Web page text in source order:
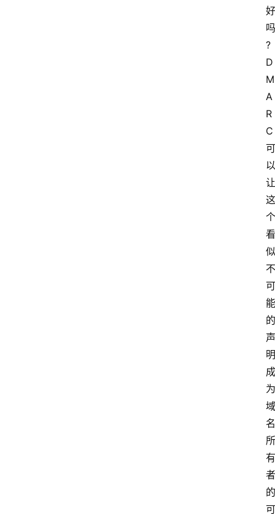
好
吗
?
D
M
A
R
C
可
以
让
这
个
看
似
不
可
能
的
声
明
成
为
域
名
所
有
者
的
可